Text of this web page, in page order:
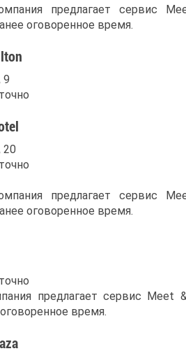
предлагает сервис
оговоренное время.
9
20
предлагает сервис
оговоренное время.
предлагает сервис Meet
время.